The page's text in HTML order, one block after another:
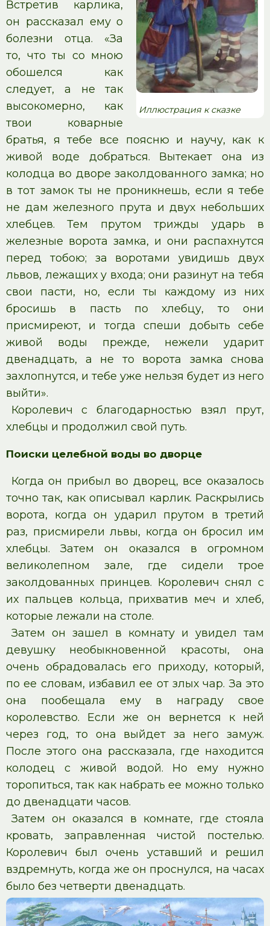
Иллюстрация к сказке
Встретив карлика,
он рассказал ему о
болезни отца. «За
то, что ты со мною
обошелся как
следует, а не так
высокомерно, как
твои коварные
братья, я тебе все поясню и научу, как к
живой воде добраться. Вытекает она из
колодца во дворе заколдованного замка; но
в тот замок ты не проникнешь, если я тебе
не дам железного прута и двух небольших
хлебцев. Тем прутом трижды ударь в
железные ворота замка, и они распахнутся
перед тобою; за воротами увидишь двух
львов, лежащих у входа; они разинут на тебя
свои пасти, но, если ты каждому из них
бросишь в пасть по хлебцу, то они
присмиреют, и тогда спеши добыть себе
живой воды прежде, нежели ударит
двенадцать, а не то ворота замка снова
захлопнутся, и тебе уже нельзя будет из него
выйти».
Королевич с благодарностью взял прут,
хлебцы и продолжил свой путь.
Поиски целебной воды во дворце
Когда он прибыл во дворец, все оказалось
точно так, как описывал карлик. Раскрылись
ворота, когда он ударил прутом в третий
раз, присмирели львы, когда он бросил им
хлебцы. Затем он оказался в огромном
великолепном зале, где сидели трое
заколдованных принцев. Королевич снял с
их пальцев кольца, прихватив меч и хлеб,
которые лежали на столе.
Затем он зашел в комнату и увидел там
девушку необыкновенной красоты, она
очень обрадовалась его приходу, который,
по ее словам, избавил ее от злых чар. За это
она пообещала ему в награду свое
королевство. Если же он вернется к ней
через год, то она выйдет за него замуж.
После этого она рассказала, где находится
колодец с живой водой. Но ему нужно
торопиться, так как набрать ее можно только
до двенадцати часов.
Затем он оказался в комнате, где стояла
кровать, заправленная чистой постелью.
Королевич был очень уставший и решил
вздремнуть, когда же он проснулся, на часах
было без четверти двенадцать.